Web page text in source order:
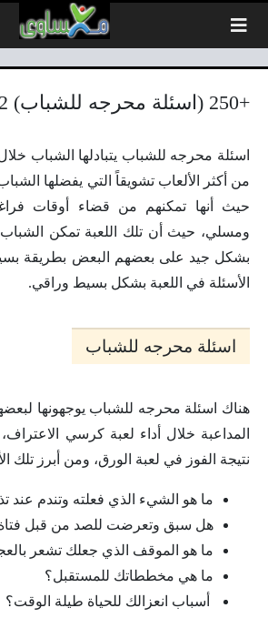
+250 (اسئلة محرجه للشباب) 2022!!
اسئلة محرجه للشباب يتبادلها الشباب
من أكثر الألعاب تشويقاً التي يفضلها
حيث أنها تمكنهم من قضاء أوقات
ومسلي، حيث أن تلك اللعبة تمكن
بشكل جيد على بعضهم البعض بطريقة
الأسئلة في اللعبة بشكل بسيط وراقي.
اسئلة محرجه للشباب
هناك اسئلة محرجه للشباب يوجهونها
المداعبة خلال أداء لعبة كرسي
نتيجة الفوز في لعبة الورق، ومن أبرز تلك
ما هو الشيء الذي فعلته وتندم عند
هل سبق وتعرضت للصد من قبل فتاة
ما هو الموقف الذي جعلك تشعر
ما هي مخططاتك للمستقبل؟
أسباب انعزالك للحياة طيلة الوقت؟